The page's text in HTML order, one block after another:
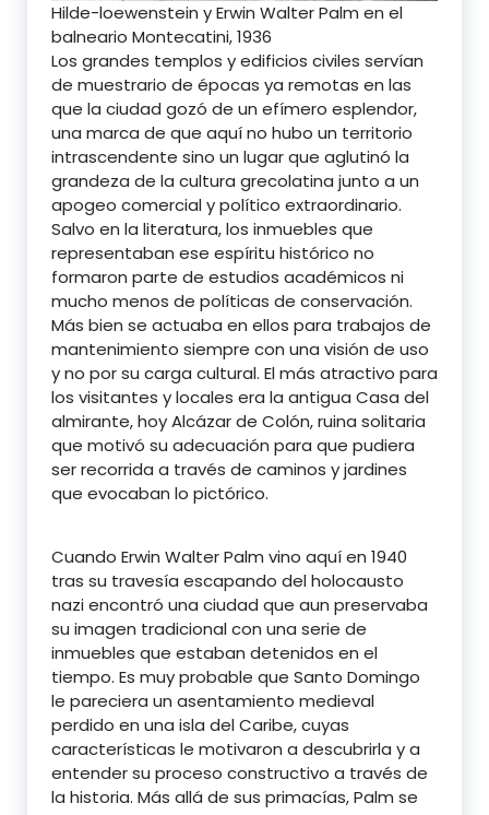
Hilde-loewenstein y Erwin Walter Palm en el
balneario Montecatini, 1936
Los grandes templos y edificios civiles servían
de muestrario de épocas ya remotas en las
que la ciudad gozó de un efímero esplendor,
una marca de que aquí no hubo un territorio
intrascendente sino un lugar que aglutinó la
grandeza de la cultura grecolatina junto a un
apogeo comercial y político extraordinario.
Salvo en la literatura, los inmuebles que
representaban ese espíritu histórico no
formaron parte de estudios académicos ni
mucho menos de políticas de conservación.
Más bien se actuaba en ellos para trabajos de
mantenimiento siempre con una visión de uso
y no por su carga cultural. El más atractivo para
los visitantes y locales era la antigua Casa del
almirante, hoy Alcázar de Colón, ruina solitaria
que motivó su adecuación para que pudiera
ser recorrida a través de caminos y jardines
que evocaban lo pictórico.
Cuando Erwin Walter Palm vino aquí en 1940
tras su travesía escapando del holocausto
nazi encontró una ciudad que aun preservaba
su imagen tradicional con una serie de
inmuebles que estaban detenidos en el
tiempo. Es muy probable que Santo Domingo
le pareciera un asentamiento medieval
perdido en una isla del Caribe, cuyas
características le motivaron a descubrirla y a
entender su proceso constructivo a través de
la historia. Más allá de sus primacías, Palm se